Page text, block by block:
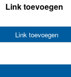
Link toevoegen
Link toevoegen